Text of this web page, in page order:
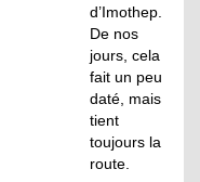
d’Imothep.
De nos
jours, cela
fait un peu
daté, mais
tient
toujours la
route.